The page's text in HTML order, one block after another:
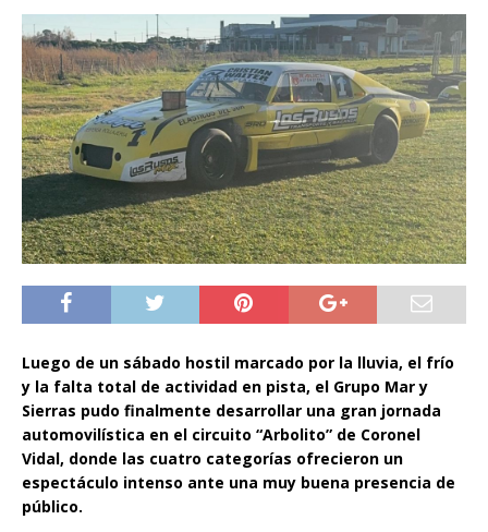
Luego de un sábado hostil marcado por la lluvia, el frío
y la falta total de actividad en pista, el Grupo Mar y
Sierras pudo finalmente desarrollar una gran jornada
automovilística en el circuito “Arbolito” de Coronel
Vidal, donde las cuatro categorías ofrecieron un
espectáculo intenso ante una muy buena presencia de
público.